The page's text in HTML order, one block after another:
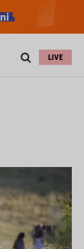
LIVE